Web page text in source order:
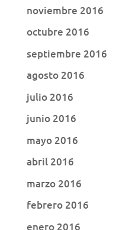
noviembre 2016
octubre 2016
septiembre 2016
agosto 2016
julio 2016
junio 2016
mayo 2016
abril 2016
marzo 2016
febrero 2016
enero 2016